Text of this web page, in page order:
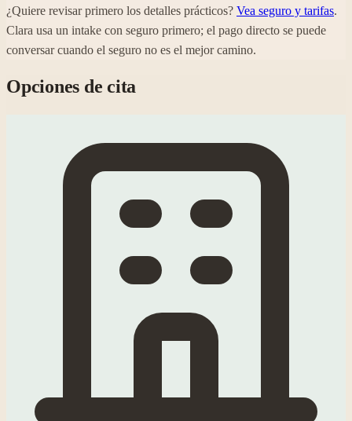
¿Quiere revisar primero los detalles prácticos? Vea seguro y tarifas.
Clara usa un intake con seguro primero; el pago directo se puede
conversar cuando el seguro no es el mejor camino.
Opciones de cita